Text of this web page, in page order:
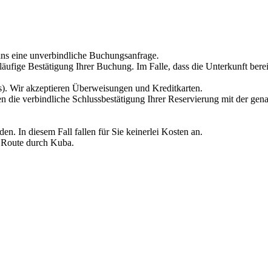
eine unverbindliche Buchungsanfrage.
Bestätigung Ihrer Buchung. Im Falle, dass die Unterkunft
Wir akzeptieren Überweisungen und Kreditkarten.
verbindliche Schlussbestätigung Ihrer Reservierung mit der
In diesem Fall fallen für Sie keinerlei Kosten an.
durch Kuba.